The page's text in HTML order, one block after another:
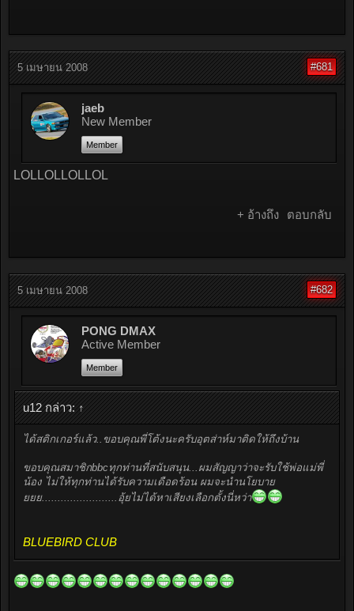
5 เมษายน 2008 #681
jaeb
New Member
Member
LOLLOLLOLLOL
+ อ้างถึง ตอบกลับ
5 เมษายน 2008 #682
PONG DMAX
Active Member
Member
u12 กล่าว: ↑
ได้สติกเกอร์แล้ว..ขอบคุณพี่โต้งนะครับอุตส่าห์มาติดให้ถึงบ้าน
ขอบคุณสมาชิกbbcทุกท่านที่สนับสนุน...ผมสัญญาว่าจะรับใช้พ่อแม่พี่
น้อง ไม่ให้ทุกท่านได้รับความเดือดร้อน ผมจะนำนโยบาย
ยยย........................อุ้ยไม่ได้หาเสียงเลือกตั้งนี่หว่า
BLUEBIRD CLUB